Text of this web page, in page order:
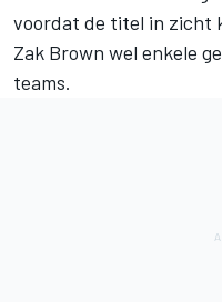
voordat de titel in zicht
Zak Brown wel enkele
teams.